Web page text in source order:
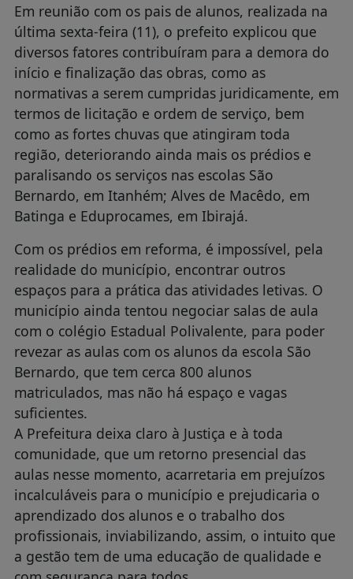
Em reunião com os pais de alunos, realizada na
última sexta-feira (11), o prefeito explicou que
diversos fatores contribuíram para a demora do
início e finalização das obras, como as
normativas a serem cumpridas juridicamente, em
termos de licitação e ordem de serviço, bem
como as fortes chuvas que atingiram toda
região, deteriorando ainda mais os prédios e
paralisando os serviços nas escolas São
Bernardo, em Itanhém; Alves de Macêdo, em
Batinga e Eduprocames, em Ibirajá.
Com os prédios em reforma, é impossível, pela
realidade do município, encontrar outros
espaços para a prática das atividades letivas. O
município ainda tentou negociar salas de aula
com o colégio Estadual Polivalente, para poder
revezar as aulas com os alunos da escola São
Bernardo, que tem cerca 800 alunos
matriculados, mas não há espaço e vagas
suficientes.
A Prefeitura deixa claro à Justiça e à toda
comunidade, que um retorno presencial das
aulas nesse momento, acarretaria em prejuízos
incalculáveis para o município e prejudicaria o
aprendizado dos alunos e o trabalho dos
profissionais, inviabilizando, assim, o intuito que
a gestão tem de uma educação de qualidade e